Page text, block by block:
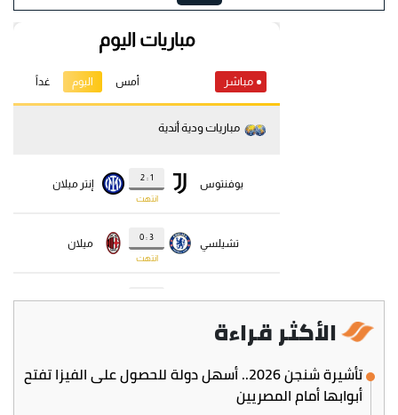
الأكثر قراءة
تأشيرة شنجن 2026.. أسهل دولة للحصول على الفيزا تفتح
أبوابها أمام المصريين